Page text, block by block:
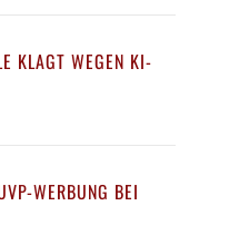
KLAGT WEGEN KI-
WERBUNG BEI